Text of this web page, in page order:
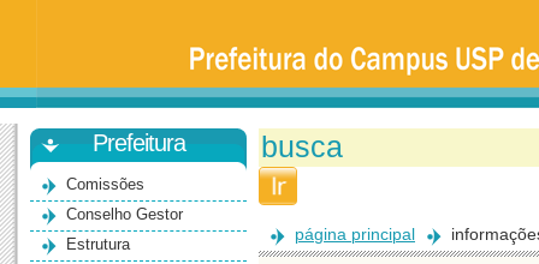
Universidade
São
Paulo
-
BauruPrefeitura
Comissões
Conselho Gestor
Estrutura
página principal